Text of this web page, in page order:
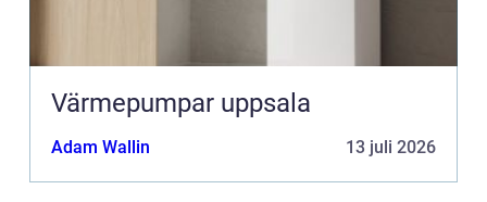
Värmepumpar uppsala
Adam Wallin 13 juli 2026